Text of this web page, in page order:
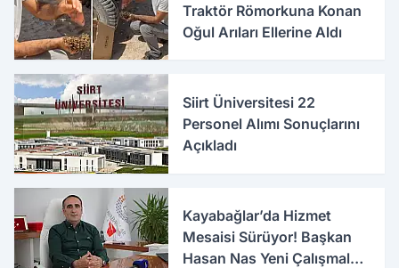
Traktör Römorkuna Konan
Oğul Arıları Ellerine Aldı
Siirt Üniversitesi 22
Personel Alımı Sonuçlarını
Açıkladı
Kayabağlar’da Hizmet
Mesaisi Sürüyor! Başkan
Hasan Nas Yeni Çalışmaları